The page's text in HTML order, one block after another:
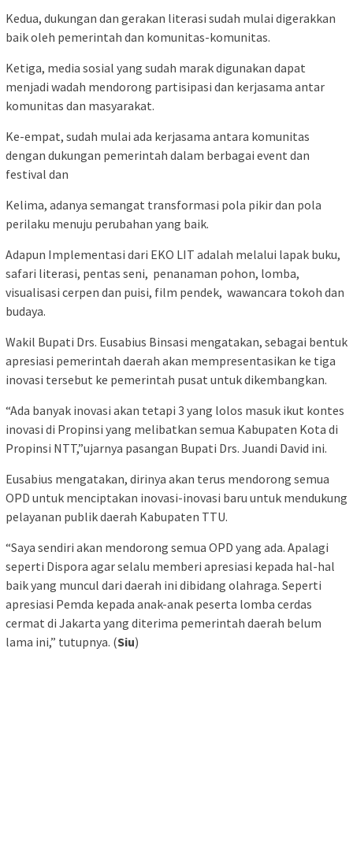
Kedua, dukungan dan gerakan literasi sudah mulai digerakkan
baik oleh pemerintah dan komunitas-komunitas.
Ketiga, media sosial yang sudah marak digunakan dapat
menjadi wadah mendorong partisipasi dan kerjasama antar
komunitas dan masyarakat.
Ke-empat, sudah mulai ada kerjasama antara komunitas
dengan dukungan pemerintah dalam berbagai event dan
festival dan
Kelima, adanya semangat transformasi pola pikir dan pola
perilaku menuju perubahan yang baik.
Adapun Implementasi dari EKO LIT adalah melalui lapak buku,
safari literasi, pentas seni, penanaman pohon, lomba,
visualisasi cerpen dan puisi, film pendek, wawancara tokoh dan
budaya.
Wakil Bupati Drs. Eusabius Binsasi mengatakan, sebagai bentuk
apresiasi pemerintah daerah akan mempresentasikan ke tiga
inovasi tersebut ke pemerintah pusat untuk dikembangkan.
“Ada banyak inovasi akan tetapi 3 yang lolos masuk ikut kontes
inovasi di Propinsi yang melibatkan semua Kabupaten Kota di
Propinsi NTT,”ujarnya pasangan Bupati Drs. Juandi David ini.
Eusabius mengatakan, dirinya akan terus mendorong semua
OPD untuk menciptakan inovasi-inovasi baru untuk mendukung
pelayanan publik daerah Kabupaten TTU.
“Saya sendiri akan mendorong semua OPD yang ada. Apalagi
seperti Dispora agar selalu memberi apresiasi kepada hal-hal
baik yang muncul dari daerah ini dibidang olahraga. Seperti
apresiasi Pemda kepada anak-anak peserta lomba cerdas
cermat di Jakarta yang diterima pemerintah daerah belum
lama ini,” tutupnya. (Siu)